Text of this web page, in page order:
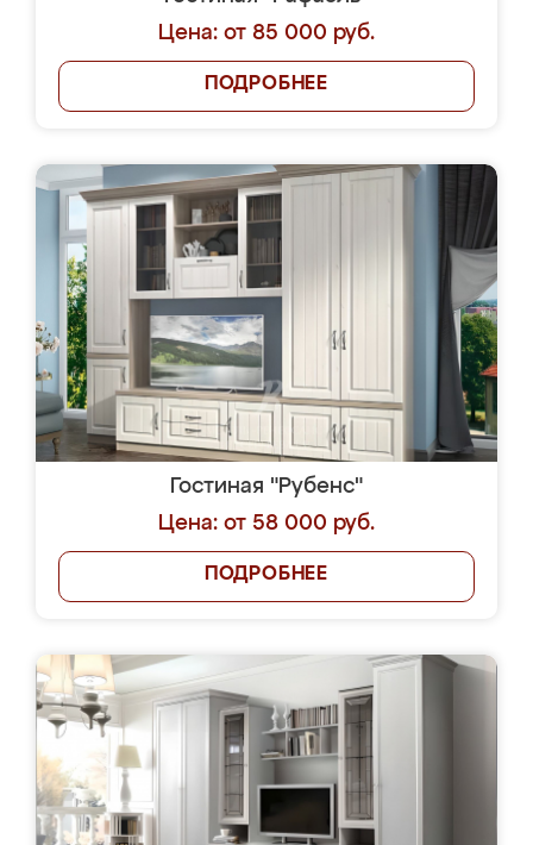
Цена: от 85 000 руб.
ПОДРОБНЕЕ
Гостиная "Рубенс"
Цена: от 58 000 руб.
ПОДРОБНЕЕ